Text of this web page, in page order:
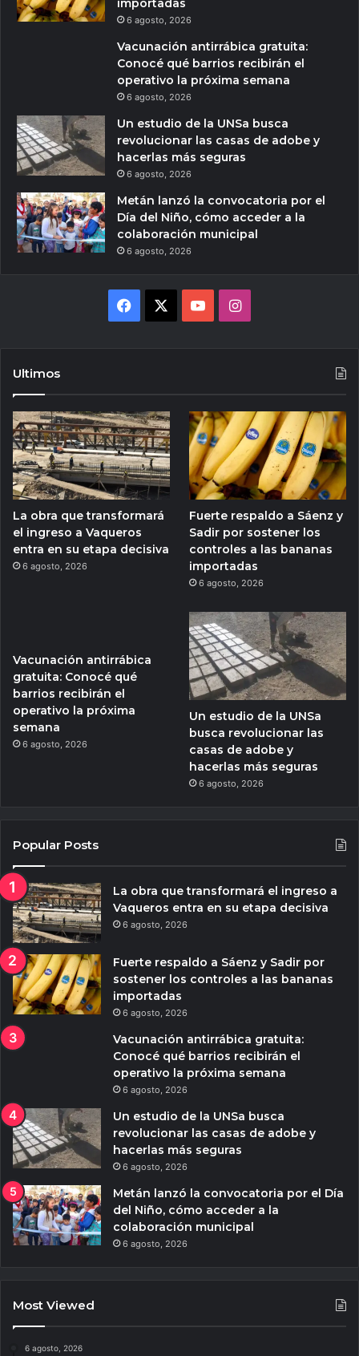
6 agosto, 2026
Vacunación antirrábica gratuita:
Conocé qué barrios recibirán el
operativo la próxima semana
6 agosto, 2026
Un estudio de la UNSa busca
revolucionar las casas de adobe y
hacerlas más seguras
6 agosto, 2026
Metán lanzó la convocatoria por el
Día del Niño, cómo acceder a la
colaboración municipal
6 agosto, 2026
Facebook YouTubeInstagram
Ultimos
La obra que transformará
el ingreso a Vaqueros
entra en su etapa decisiva
6 agosto, 2026
Fuerte respaldo a Sáenz y
Sadir por sostener los
controles a las bananas
importadas
6 agosto, 2026
Vacunación antirrábica
gratuita: Conocé qué
barrios recibirán el
operativo la próxima
semana
6 agosto, 2026
Un estudio de la UNSa
busca revolucionar las
casas de adobe y
hacerlas más seguras
6 agosto, 2026
Popular Posts
La obra que transformará el ingreso a
Vaqueros entra en su etapa decisiva
6 agosto, 2026
Fuerte respaldo a Sáenz y Sadir por
sostener los controles a las bananas
importadas
6 agosto, 2026
Vacunación antirrábica gratuita:
Conocé qué barrios recibirán el
operativo la próxima semana
6 agosto, 2026
Un estudio de la UNSa busca
revolucionar las casas de adobe y
hacerlas más seguras
6 agosto, 2026
Metán lanzó la convocatoria por el Día
del Niño, cómo acceder a la
colaboración municipal
6 agosto, 2026
Most Viewed
6 agosto, 2026